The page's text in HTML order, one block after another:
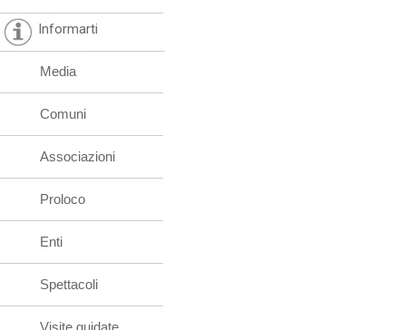
Informarti
Media
Comuni
Associazioni
Proloco
Enti
Spettacoli
Visite guidate